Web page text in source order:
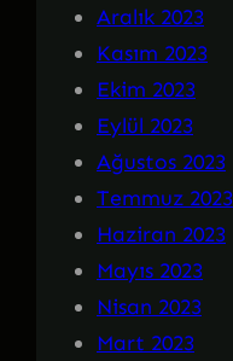
Aralık 2023
Kasım 2023
Ekim 2023
Eylül 2023
Ağustos 2023
Temmuz 2023
Haziran 2023
Mayıs 2023
Nisan 2023
Mart 2023